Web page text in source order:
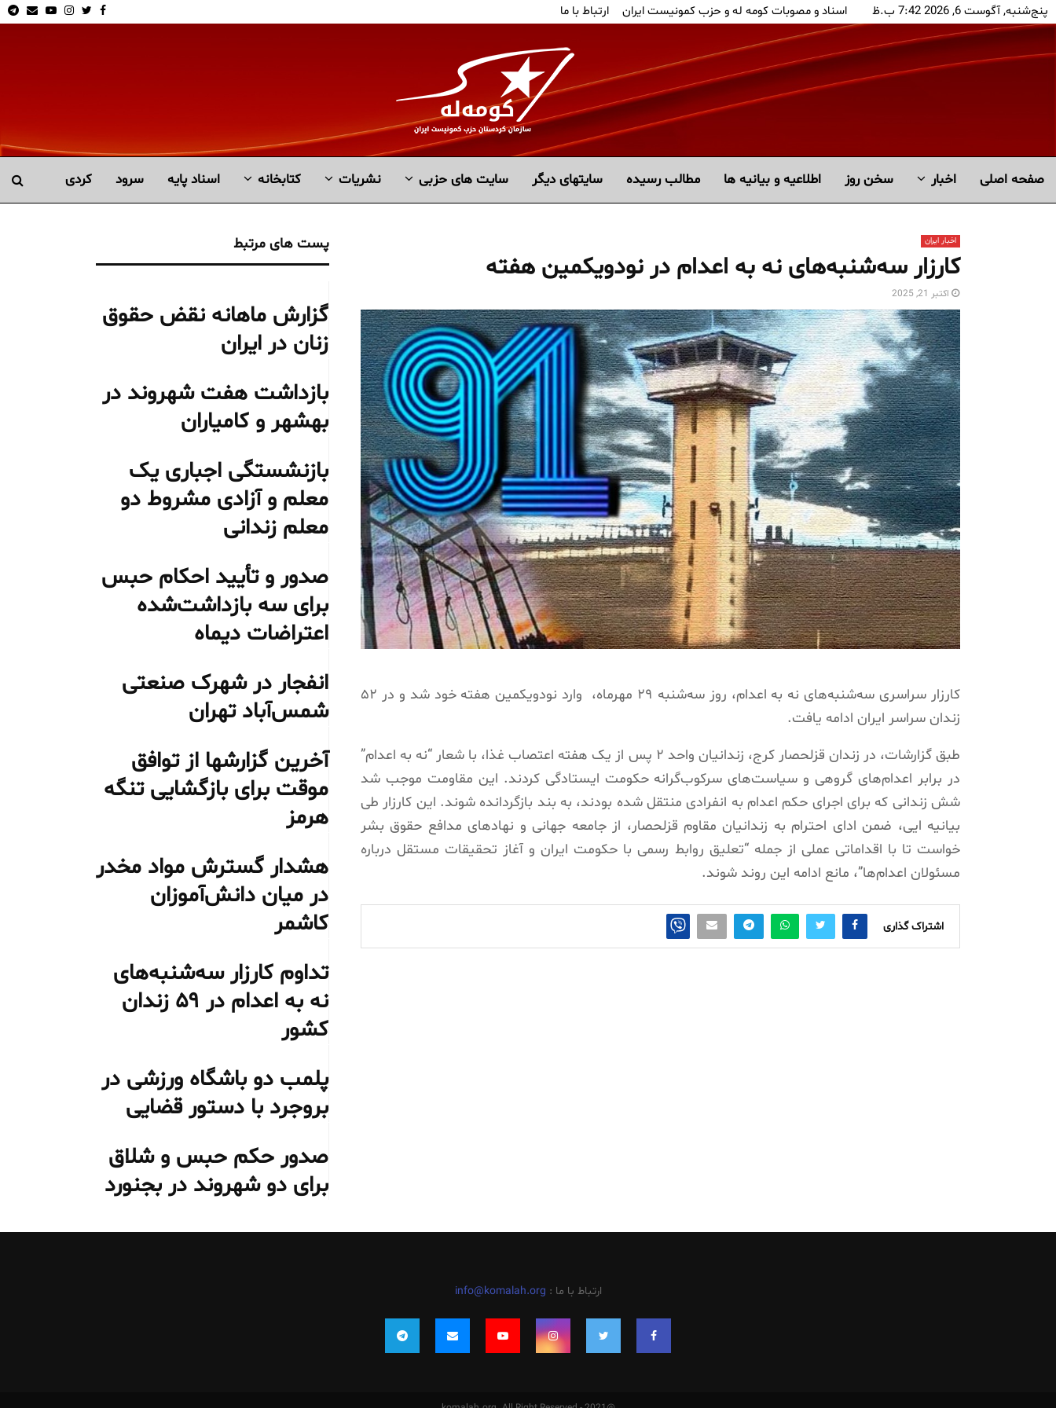
پنج‌شنبه, آگوست 6, 2026 7:42 ب.ظ اسناد و مصوبات کومه له و حزب کمونیست ایران ارتباط با ما Facebook
Twitter
Instagram
Youtube
Email
صفحه اصلی اخبار سخن روز اطلاعیه و بیانیه ها مطالب رسیده سايتهاى ديگر سایت های حزبی نشریات کتابخانە اسناد پایه سرود کردی
اخبار ایران
کارزار سه‌شنبه‌های نه به اعدام در نودویکمین هفته
اکتبر 21, 2025
کارزار سراسری سه‌شنبه‌های نه به اعدام، روز سه‌شنبه ۲۹ مهرماه،
وارد نودویکمین هفته خود شد و در ۵۲
زندان سراسر ایران ادامه یافت.
طبق گزارشات، در زندان قزلحصار کرج، زندانیان واحد ۲ پس از یک هفته اعتصاب غذا، با شعار “نه به اعدام”
در برابر اعدام‌های گروهی و سیاست‌های سرکوب‌گرانه حکومت ایستادگی کردند. این مقاومت موجب شد
شش زندانی که برای اجرای حکم اعدام به انفرادی منتقل شده بودند، به بند بازگردانده شوند. این کارزار طی
بیانیه ایی، ضمن ادای احترام به زندانیان مقاوم قزلحصار، از جامعه جهانی و نهادهای مدافع حقوق بشر
خواست تا با اقداماتی عملی از جمله “تعلیق روابط رسمی با حکومت ایران و آغاز تحقیقات مستقل درباره
مسئولان اعدام‌ها”، مانع ادامه این روند شوند.
اشتراک گذاری
پست های مرتبط
گزارش ماهانه نقض حقوق
زنان در ایران
بازداشت هفت شهروند در
بهشهر و کامیاران
بازنشستگی اجباری یک
معلم و آزادی مشروط دو
معلم زندانی
صدور و تأیید احکام حبس
برای سه بازداشت‌شده
اعتراضات دیماه
انفجار در شهرک صنعتی
شمس‌آباد تهران
آخرین گزارشها از توافق
موقت برای بازگشایی تنگه
هرمز
هشدار گسترش مواد مخدر
در میان دانش‌آموزان
کاشمر
تداوم کارزار سه‌شنبه‌های
نه به اعدام در ۵۹ زندان
کشور
پلمب دو باشگاه ورزشی در
بروجرد با دستور قضایی
صدور حکم حبس و شلاق
برای دو شهروند در بجنورد
ارتباط با ما : info@komalah.org